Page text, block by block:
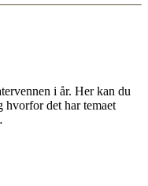
i år. Her kan du
det har temaet